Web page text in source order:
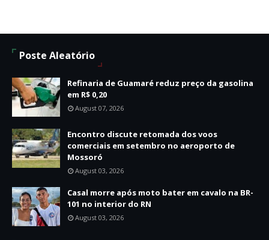
Poste Aleatório
Refinaria de Guamaré reduz preço da gasolina
em R$ 0,20
August 07, 2026
Encontro discute retomada dos voos
comerciais em setembro no aeroporto de
Mossoró
August 03, 2026
Casal morre após moto bater em cavalo na BR-
101 no interior do RN
August 03, 2026